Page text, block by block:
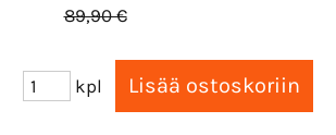
89,90 €
kpl